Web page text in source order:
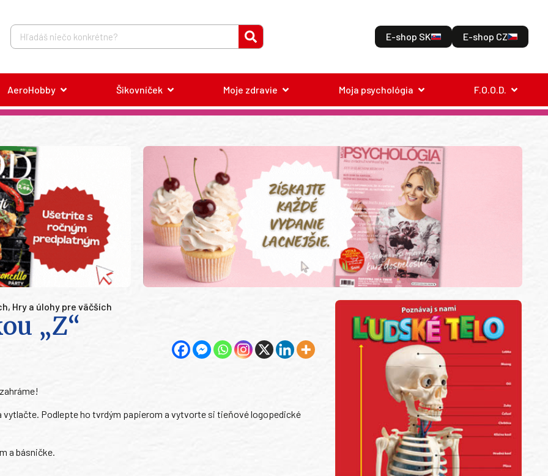
E-shop SK E-shop CZ
AeroHobby Šikovníček Moje zdravie Moja psychológia F.O.O.D.
, Hry a úlohy pre väčších
„Z“
Podlepte ho tvrdým papierom a vytvorte si tieňové logopedické
a básničke.